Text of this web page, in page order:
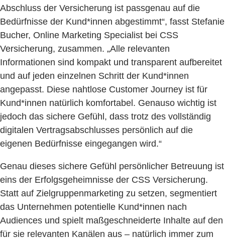
Abschluss der Versicherung ist passgenau auf die
Bedürfnisse der Kund*innen abgestimmt“, fasst Stefanie
Bucher, Online Marketing Specialist bei CSS
Versicherung, zusammen. „Alle relevanten
Informationen sind kompakt und transparent aufbereitet
und auf jeden einzelnen Schritt der Kund*innen
angepasst. Diese nahtlose Customer Journey ist für
Kund*innen natürlich komfortabel. Genauso wichtig ist
jedoch das sichere Gefühl, dass trotz des vollständig
digitalen Vertragsabschlusses persönlich auf die
eigenen Bedürfnisse eingegangen wird.“
Genau dieses sichere Gefühl persönlicher Betreuung ist
eins der Erfolgsgeheimnisse der CSS Versicherung.
Statt auf Zielgruppenmarketing zu setzen, segmentiert
das Unternehmen potentielle Kund*innen nach
Audiences und spielt maßgeschneiderte Inhalte auf den
für sie relevanten Kanälen aus – natürlich immer zum